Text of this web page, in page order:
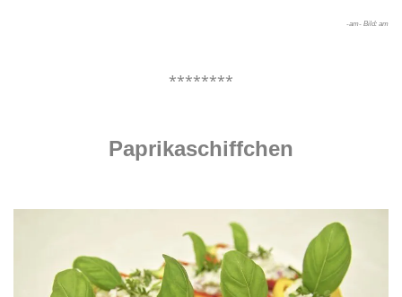
-am- Bild: am
********
Paprikaschiffchen